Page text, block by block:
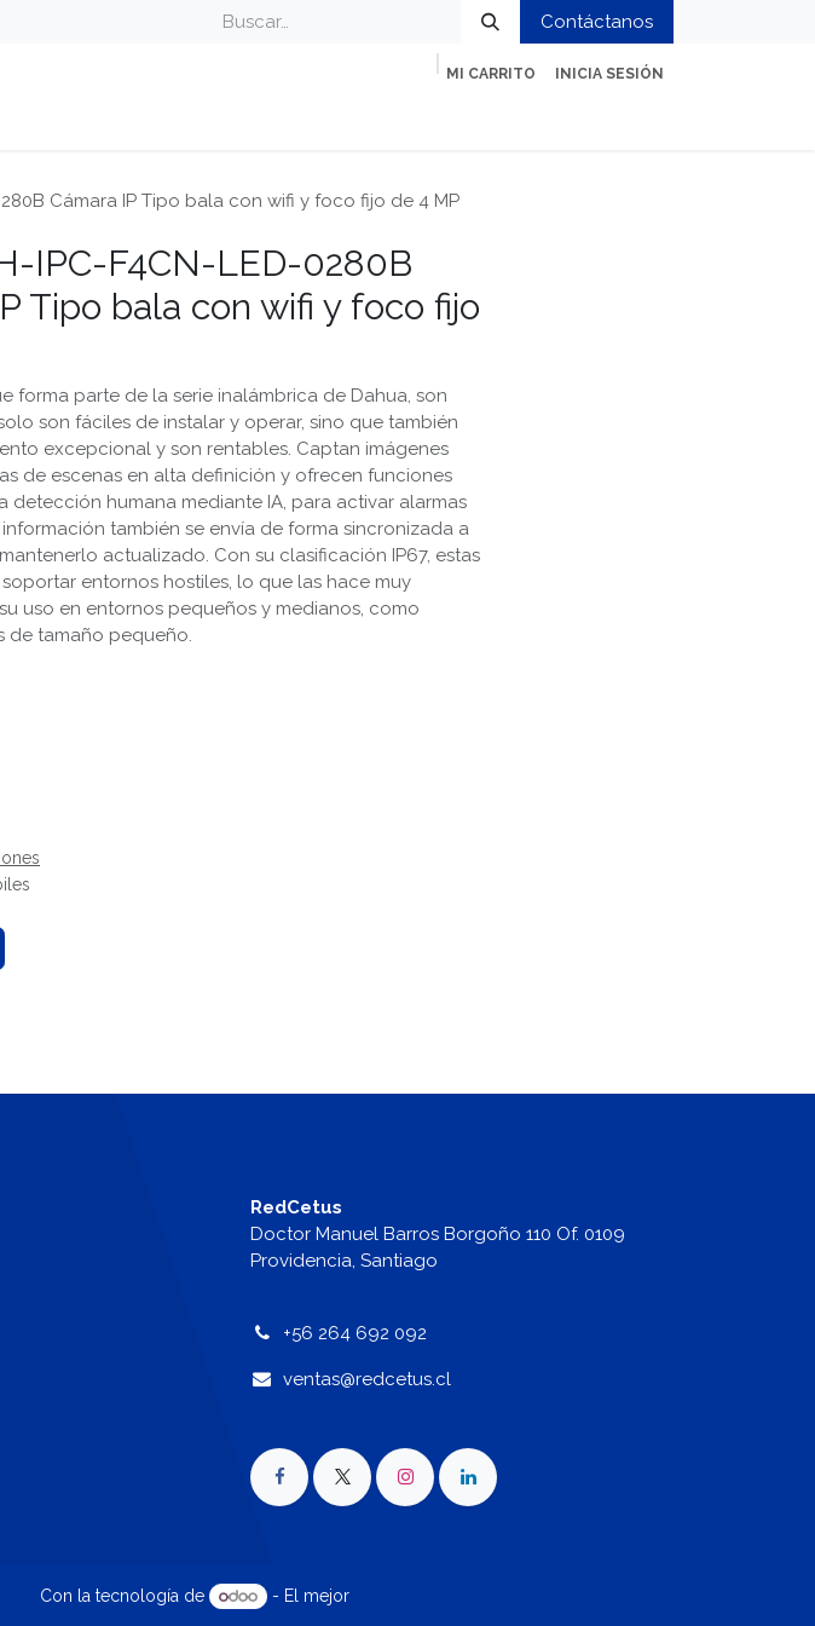
Contáctanos
MI CARRITO INICIA SESIÓN
Cámara IP Tipo bala con wifi y foco fijo de 4 MP
IPC-F4CN-LED-0280B
Tipo bala con wifi y foco fijo
forma parte de la serie inalámbrica de Dahua, son
son fáciles de instalar y operar, sino que también
excepcional y son rentables. Captan imágenes
de escenas en alta definición y ofrecen funciones
detección humana mediante IA, para activar alarmas
también se envía de forma sincronizada a
actualizado. Con su clasificación IP67, estas
entornos hostiles, lo que las hace muy
uso en entornos pequeños y medianos, como
de tamaño pequeño.
RedCetus
Doctor Manuel Barros Borgoño 110 Of. 0109
Providencia, Santiago
+56 264 692 092
ventas@redcetus.cl
Con la tecnología de - El mejor